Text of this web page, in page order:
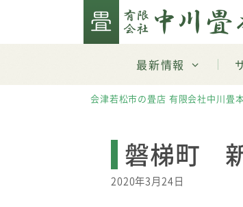
最新情報
会津若松市の畳店 有限会社中川畳
磐梯町
2020年3月24日